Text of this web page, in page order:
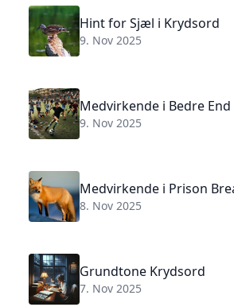
Hint for Sjæl i Krydsord
9. Nov 2025
Medvirkende i Bedre End
9. Nov 2025
Medvirkende i Prison
8. Nov 2025
Grundtone Krydsord
7. Nov 2025